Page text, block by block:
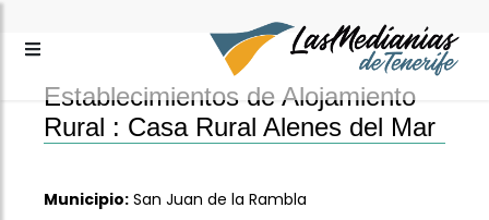
Establecimientos de Alojamiento
Rural : Casa Rural Alenes del Mar
Municipio: San Juan de la Rambla